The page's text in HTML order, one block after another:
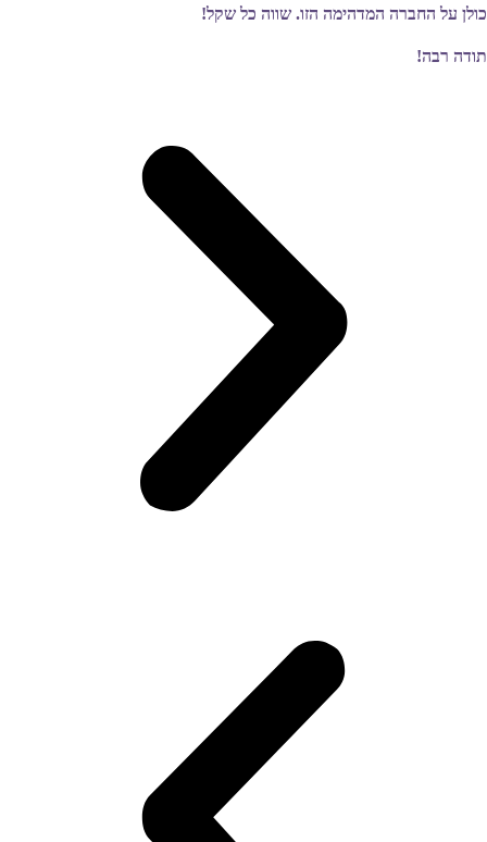
כולן על החברה המדהימה הזו. שווה כל שקל!
תודה רבה!